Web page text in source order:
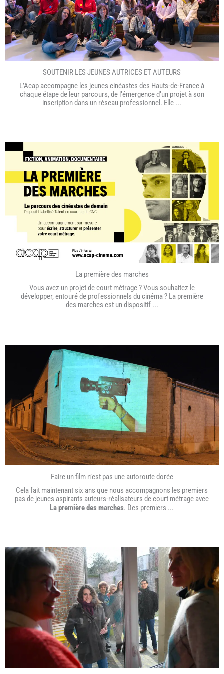
SOUTENIR LES JEUNES AUTRICES ET AUTEURS
L’Acap accompagne les jeunes cinéastes des Hauts-de-France à
chaque étape de leur parcours, de l’émergence d’un projet à son
inscription dans un réseau professionnel. Elle ...
La première des marches
Vous avez un projet de court métrage ? Vous souhaitez le
développer, entouré de professionnels du cinéma ? La première
des marches est un dispositif ...
Faire un film n’est pas une autoroute dorée
Cela fait maintenant six ans que nous accompagnons les premiers
pas de jeunes aspirants auteurs-réalisateurs de court métrage avec
La première des marches. Des premiers ...